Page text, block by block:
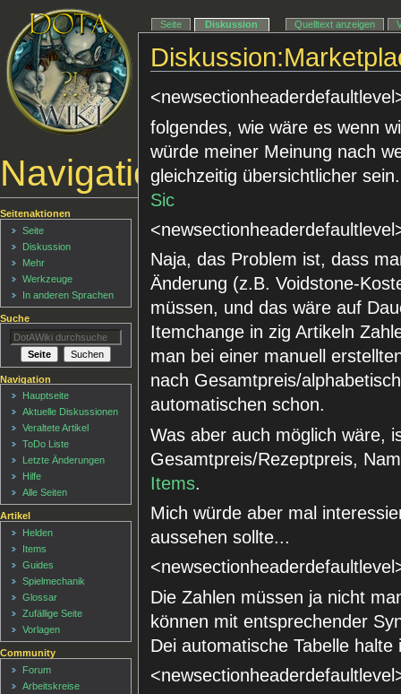
folgendes, wie wäre es wenn
würde meiner Meinung nach
gleichzeitig übersichtlicher
Sic
Naja, das Problem ist, dass
Änderung (z.B. Voidstone-
müssen, und das wäre auf
Itemchange in zig Artikeln
man bei einer manuell
nach Gesamtpreis/
automatischen schon.
Was aber auch möglich wäre,
Gesamtpreis/Rezeptpreis,
Items.
Mich würde aber mal
aussehen sollte...
Die Zahlen müssen ja nicht
können mit entsprechender
Dei automatische Tabelle
Navigationsmenü
Seite Diskussion Quelltext anzeigen
Seitenaktionen
Seite
Diskussion
Mehr
Werkzeuge
In anderen Sprachen
Suche
Navigation
Hauptseite
Aktuelle Diskussionen
Veraltete Artikel
ToDo Liste
Letzte Änderungen
Hilfe
Alle Seiten
Artikel
Helden
Items
Guides
Spielmechanik
Glossar
Zufällige Seite
Vorlagen
Community
Forum
Arbeitskreise